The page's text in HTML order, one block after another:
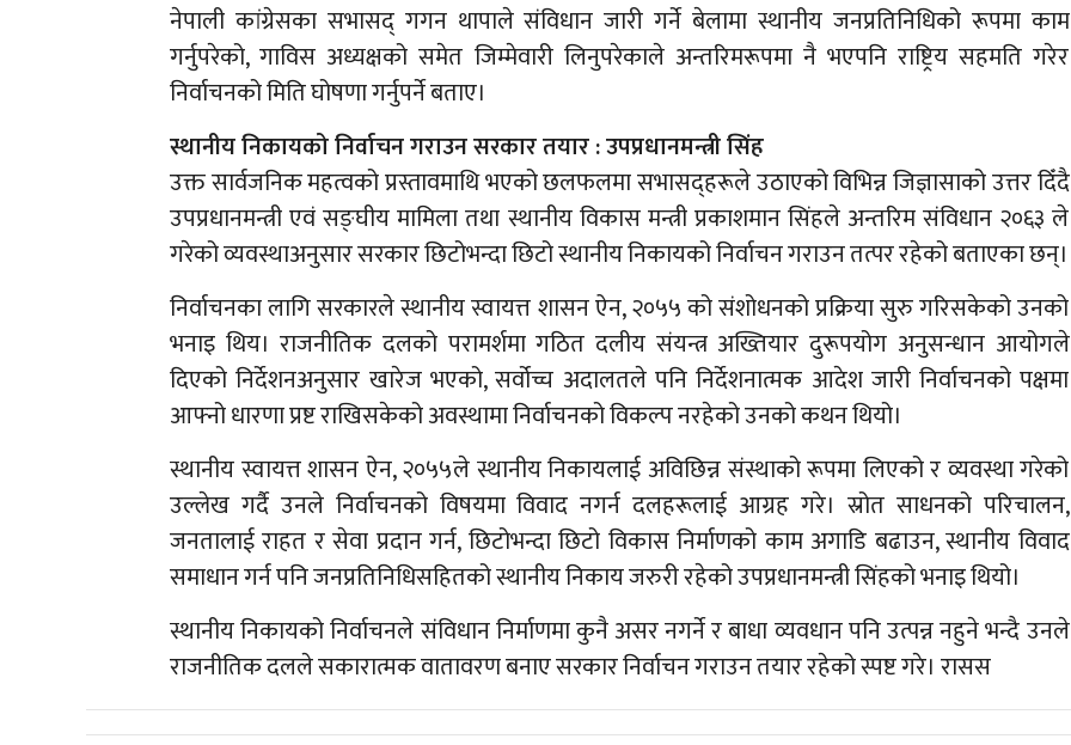
नेपाली कांग्रेसका सभासद् गगन थापाले संविधान जारी गर्ने बेलामा स्थानीय जनप्रतिनिधिको रूपमा काम
गर्नुपरेको, गाविस अध्यक्षको समेत जिम्मेवारी लिनुपरेकाले अन्तरिमरूपमा नै भएपनि राष्ट्रिय सहमति गरेर
निर्वाचनको मिति घोषणा गर्नुपर्ने बताए।
स्थानीय निकायको निर्वाचन गराउन सरकार तयार : उपप्रधानमन्त्री सिंह
उक्त सार्वजनिक महत्वको प्रस्तावमाथि भएको छलफलमा सभासद्हरूले उठाएको विभिन्न जिज्ञासाको उत्तर दिँदै
उपप्रधानमन्त्री एवं सङ्घीय मामिला तथा स्थानीय विकास मन्त्री प्रकाशमान सिंहले अन्तरिम संविधान २०६३ ले
गरेको व्यवस्थाअनुसार सरकार छिटोभन्दा छिटो स्थानीय निकायको निर्वाचन गराउन तत्पर रहेको बताएका छन्।
निर्वाचनका लागि सरकारले स्थानीय स्वायत्त शासन ऐन, २०५५ को संशोधनको प्रक्रिया सुरु गरिसकेको उनको
भनाइ थिय। राजनीतिक दलको परामर्शमा गठित दलीय संयन्त्र अख्तियार दुरूपयोग अनुसन्धान आयोगले
दिएको निर्देशनअनुसार खारेज भएको, सर्वोच्च अदालतले पनि निर्देशनात्मक आदेश जारी निर्वाचनको पक्षमा
आफ्नो धारणा प्रष्ट राखिसकेको अवस्थामा निर्वाचनको विकल्प नरहेको उनको कथन थियो।
स्थानीय स्वायत्त शासन ऐन, २०५५ले स्थानीय निकायलाई अविछिन्न संस्थाको रूपमा लिएको र व्यवस्था गरेको
उल्लेख गर्दै उनले निर्वाचनको विषयमा विवाद नगर्न दलहरूलाई आग्रह गरे। स्रोत साधनको परिचालन,
जनतालाई राहत र सेवा प्रदान गर्न, छिटोभन्दा छिटो विकास निर्माणको काम अगाडि बढाउन, स्थानीय विवाद
समाधान गर्न पनि जनप्रतिनिधिसहितको स्थानीय निकाय जरुरी रहेको उपप्रधानमन्त्री सिंहको भनाइ थियो।
स्थानीय निकायको निर्वाचनले संविधान निर्माणमा कुनै असर नगर्ने र बाधा व्यवधान पनि उत्पन्न नहुने भन्दै उनले
राजनीतिक दलले सकारात्मक वातावरण बनाए सरकार निर्वाचन गराउन तयार रहेको स्पष्ट गरे। रासस